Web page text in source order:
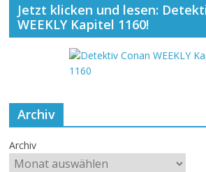
Jetzt klicken und lesen:
WEEKLY Kapitel 1160!
Archiv
Archiv